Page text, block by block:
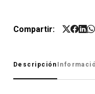
Compartir:
Descripción